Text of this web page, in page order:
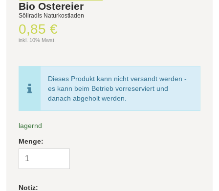
Filter zurücksetzen
Bio Ostereier
Söllradls Naturkostladen
0,85 €
inkl. 10% Mwst.
Dieses Produkt kann nicht versandt werden -
es kann beim Betrieb vorreserviert und
danach abgeholt werden.
lagernd
Menge:
Notiz: